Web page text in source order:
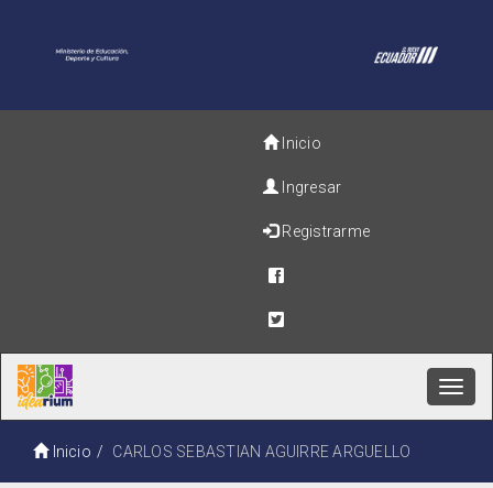
Inicio
Ingresar
Registrarme
Inicio CARLOS SEBASTIAN AGUIRRE ARGUELLO